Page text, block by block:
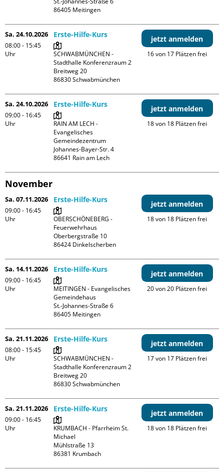
Sa. 24.10.2026
08:00 - 15:45
Uhr
Erste-Hilfe-Kurs
SCHWABMÜNCHEN -
Stadthalle Konferenzraum 2
Breitweg 20
jetzt anmelden
16 von 17 Plätzen frei
Sa. 24.10.2026
09:00 - 16:45
Uhr
Erste-Hilfe-Kurs
RAIN AM LECH -
Evangelisches
Gemeindezentrum
Johannes-Bayer-Str. 4
jetzt anmelden
18 von 18 Plätzen frei
November
Sa. 07.11.2026
09:00 - 16:45
Uhr
Erste-Hilfe-Kurs
OBERSCHÖNEBERG -
Feuerwehrhaus
Oberbergstraße 10
jetzt anmelden
18 von 18 Plätzen frei
Sa. 14.11.2026
09:00 - 16:45
Uhr
Erste-Hilfe-Kurs
MEITINGEN - Evangelisches
Gemeindehaus
St.-Johannes-Straße 6
jetzt anmelden
20 von 20 Plätzen frei
Sa. 21.11.2026
08:00 - 15:45
Uhr
Erste-Hilfe-Kurs
SCHWABMÜNCHEN -
Stadthalle Konferenzraum 2
Breitweg 20
jetzt anmelden
17 von 17 Plätzen frei
Sa. 21.11.2026
09:00 - 16:45
Uhr
Erste-Hilfe-Kurs
KRUMBACH - Pfarrheim St.
Michael
Mühlstraße 13
jetzt anmelden
18 von 18 Plätzen frei